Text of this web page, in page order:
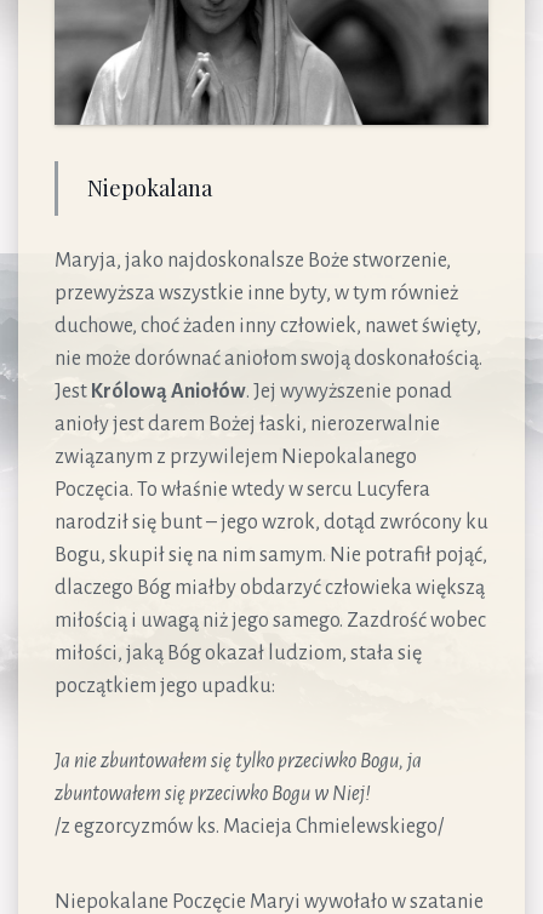
Niepokalana
Maryja, jako najdoskonalsze Boże stworzenie,
przewyższa wszystkie inne byty, w tym również
duchowe, choć żaden inny człowiek, nawet święty,
nie może dorównać aniołom swoją doskonałością.
Jest Królową Aniołów. Jej wywyższenie ponad
anioły jest darem Bożej łaski, nierozerwalnie
związanym z przywilejem Niepokalanego
Poczęcia. To właśnie wtedy w sercu Lucyfera
narodził się bunt – jego wzrok, dotąd zwrócony ku
Bogu, skupił się na nim samym. Nie potrafił pojąć,
dlaczego Bóg miałby obdarzyć człowieka większą
miłością i uwagą niż jego samego. Zazdrość wobec
miłości, jaką Bóg okazał ludziom, stała się
początkiem jego upadku:
Ja nie zbuntowałem się tylko przeciwko Bogu, ja
zbuntowałem się przeciwko Bogu w Niej!
/z egzorcyzmów ks. Macieja Chmielewskiego/
Niepokalane Poczęcie Maryi wywołało w szatanie